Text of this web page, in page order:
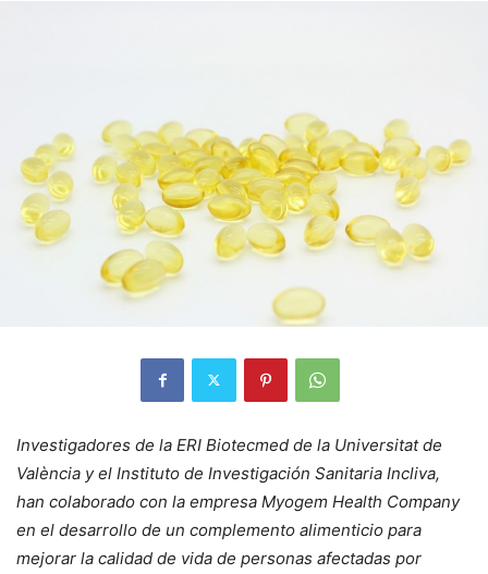
Investigadores de la ERI Biotecmed de la Universitat de
València y el Instituto de Investigación Sanitaria Incliva,
han colaborado con la empresa Myogem Health Company
en el desarrollo de un complemento alimenticio para
mejorar la calidad de vida de personas afectadas por